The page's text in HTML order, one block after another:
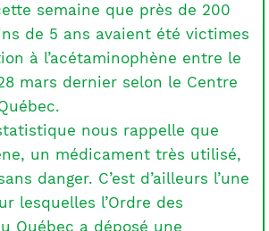
semaine que près de 200
de 5 ans avaient été victimes
à l’acétaminophène entre le
mars dernier selon le Centre
nous rappelle que
un médicament très utilisé,
danger. C’est d’ailleurs l’une
lesquelles l’Ordre des
Québec a déposé une